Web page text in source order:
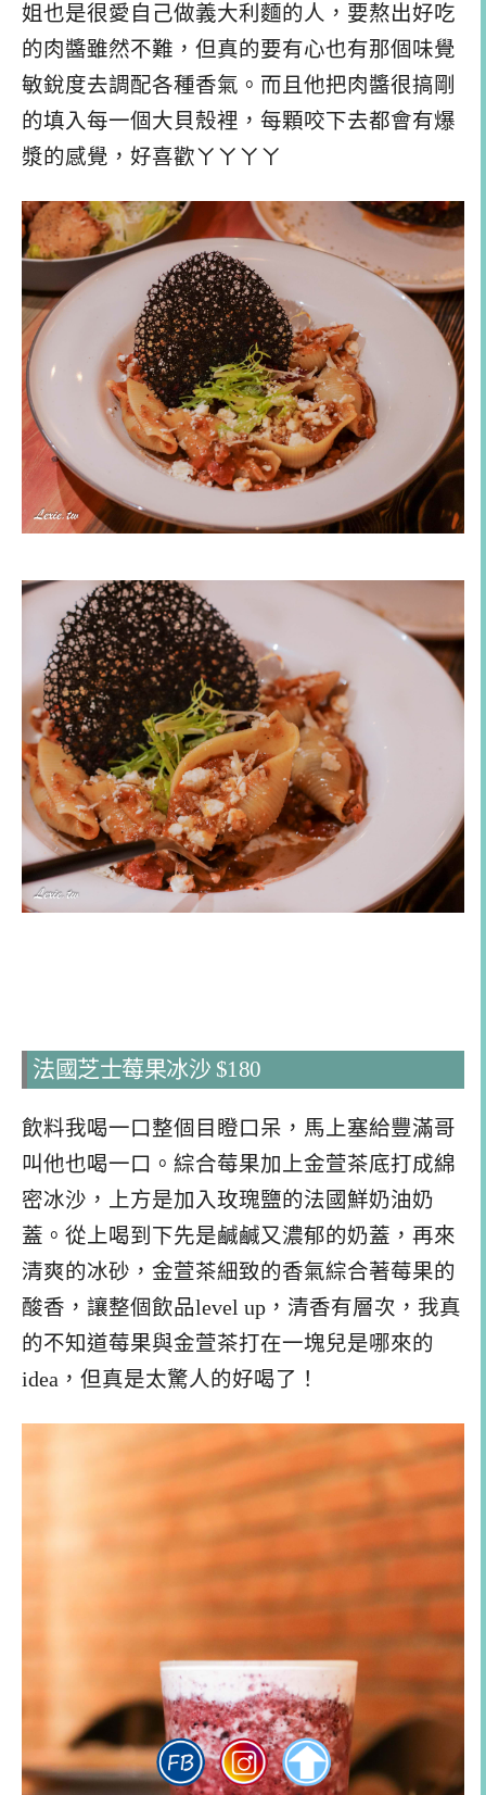
姐也是很愛自己做義大利麵的人，要熬出好吃
的肉醬雖然不難，但真的要有心也有那個味覺
敏銳度去調配各種香氣。而且他把肉醬很搞剛
的填入每一個大貝殼裡，每顆咬下去都會有爆
漿的感覺，好喜歡ㄚㄚㄚㄚ
法國芝士莓果冰沙 $180
飲料我喝一口整個目瞪口呆，馬上塞給豐滿哥
叫他也喝一口。綜合莓果加上金萱茶底打成綿
密冰沙，上方是加入玫瑰鹽的法國鮮奶油奶
蓋。從上喝到下先是鹹鹹又濃郁的奶蓋，再來
清爽的冰砂，金萱茶細致的香氣綜合著莓果的
酸香，讓整個飲品level up，清香有層次，我真
的不知道莓果與金萱茶打在一塊兒是哪來的
idea，但真是太驚人的好喝了！